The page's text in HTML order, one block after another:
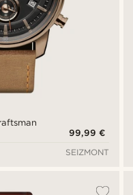
99,99 €
SEIZMONT